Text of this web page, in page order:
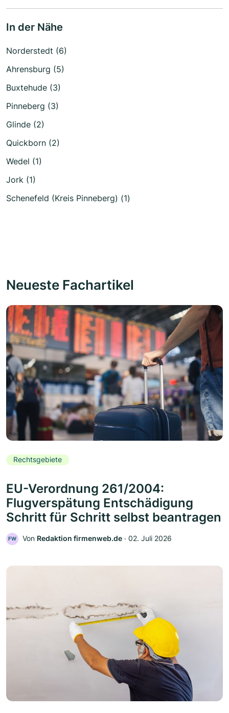
In der Nähe
Norderstedt (6)
Ahrensburg (5)
Buxtehude (3)
Pinneberg (3)
Glinde (2)
Quickborn (2)
Wedel (1)
Jork (1)
Schenefeld (Kreis Pinneberg) (1)
Neueste Fachartikel
Rechtsgebiete
EU-Verordnung 261/2004:
Flugverspätung Entschädigung
Schritt für Schritt selbst beantragen
FW Von Redaktion firmenweb.de ‧ 02. Juli 2026